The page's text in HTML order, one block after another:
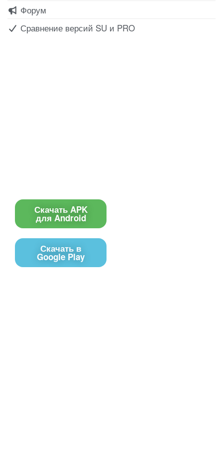
Форум
Сравнение версий SU и PRO
Скачать APK
для Android
Скачать в
Google Play